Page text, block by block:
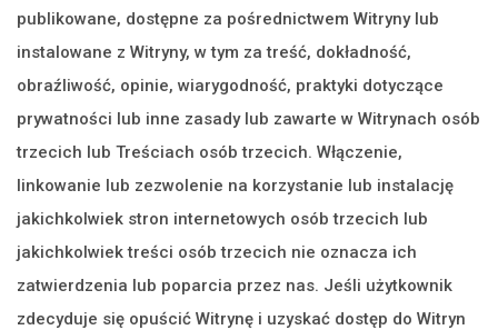
publikowane, dostępne za pośrednictwem Witryny lub
instalowane z Witryny, w tym za treść, dokładność,
obraźliwość, opinie, wiarygodność, praktyki dotyczące
prywatności lub inne zasady lub zawarte w Witrynach osób
trzecich lub Treściach osób trzecich. Włączenie,
linkowanie lub zezwolenie na korzystanie lub instalację
jakichkolwiek stron internetowych osób trzecich lub
jakichkolwiek treści osób trzecich nie oznacza ich
zatwierdzenia lub poparcia przez nas. Jeśli użytkownik
zdecyduje się opuścić Witrynę i uzyskać dostęp do Witryn